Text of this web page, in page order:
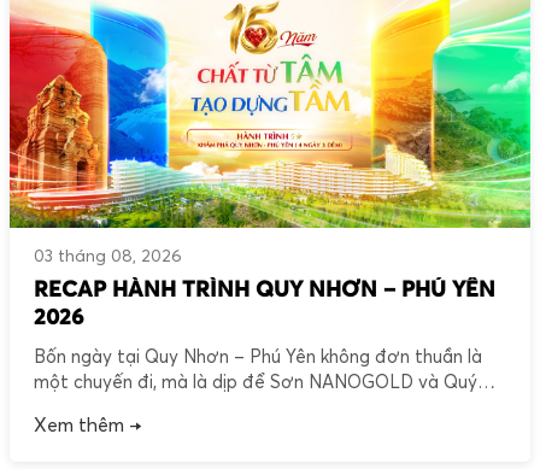
03 tháng 08, 2026
RECAP HÀNH TRÌNH QUY NHƠN – PHÚ YÊN
2026
Bốn ngày tại Quy Nhơn – Phú Yên không đơn thuần là
một chuyến đi, mà là dịp để Sơn NANOGOLD và Quý
chặt sự gắn kết và nhìn lại chặng đường 15 năm được
Xem thêm →